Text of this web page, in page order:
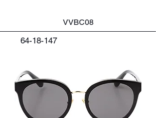
VVBC08
64-18-147